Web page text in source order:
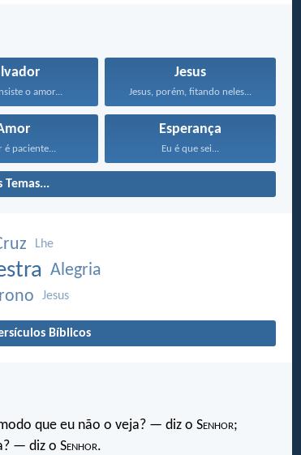
o amor...
Jesus
Jesus, porém, fitando neles...
é paciente...
Esperança
Eu é que sei...
Temas...
Lhe
Alegria
Jesus
Bíblicos
que eu não o veja? — diz o Senhor;
— diz o Senhor.